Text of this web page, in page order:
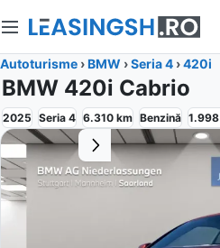
Autoturisme ›BMW ›Seria 4 ›420i
BMW 420i Cabrio
2025 Seria 4 6.310 km Benzină 1.998